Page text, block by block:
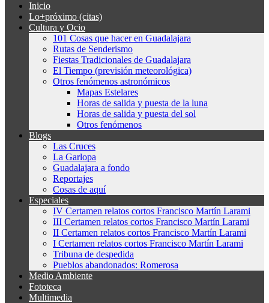
Inicio
Lo+próximo (citas)
Cultura y Ocio
101 Cosas que hacer en Guadalajara
Rutas de Senderismo
Fiestas Tradicionales de Guadalajara
El Tiempo (previsión meteorológica)
Otros fenómenos astronómicos
Mapas Estelares
Horas de salida y puesta de la luna
Horas de salida y puesta del sol
Otros fenómenos
Blogs
Las Cruces
La Garlopa
Guadalajara a fondo
Reportajes
Cosas de aquí
Especiales
IV Certamen relatos cortos Francisco Martín Larami
III Certamen relatos cortos Francisco Martín Larami
II Certamen relatos cortos Francisco Martín Larami
I Certamen relatos cortos Francisco Martín Larami
Tribuna de despedida
Pueblos abandonados: Romerosa
Medio Ambiente
Fototeca
Multimedia